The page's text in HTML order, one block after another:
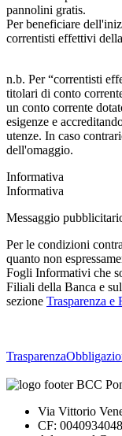
pannolini gratis.
Per beneficiare
correntisti effettivi
n.b. Per “correntisti
titolari di conto
un conto corrente
esigenze e
utenze. In caso
dell'omaggio.
Informativa
Informativa
Messaggio
Per le condizioni
quanto non
Fogli Informativi che
Filiali della Banca e
sezione Trasparenza
Trasparenza
Via Vittorio
CF: